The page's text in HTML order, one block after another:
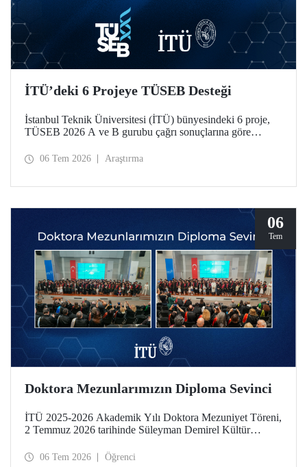
İTÜ’deki 6 Projeye TÜSEB Desteği
İstanbul Teknik Üniversitesi (İTÜ) bünyesindeki 6 proje,
TÜSEB 2026 A ve B gurubu çağrı sonuçlarına göre
06 Tem 2026 Araştırma
06
Tem
Doktora Mezunlarımızın Diploma Sevinci
İTÜ 2025-2026 Akademik Yılı Doktora Mezuniyet Töreni,
2 Temmuz 2026 tarihinde Süleyman Demirel Kültür
“Doktora Özel Ödülleri” ve “En Başarılı Doktora Tez
06 Tem 2026 Öğrenci